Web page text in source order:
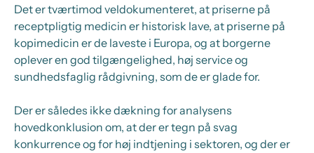
Det er tværtimod veldokumenteret, at priserne på
receptpligtig medicin er historisk lave, at priserne på
kopimedicin er de laveste i Europa, og at borgerne
oplever en god tilgængelighed, høj service og
sundhedsfaglig rådgivning, som de er glade for.
Der er således ikke dækning for analysens
hovedkonklusion om, at der er tegn på svag
konkurrence og for høj indtjening i sektoren, og der er